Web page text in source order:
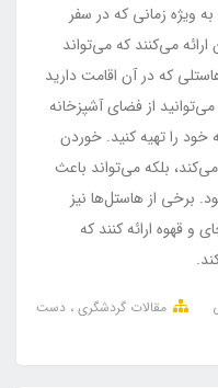
ویژه زمانی که در سفر
می‌کنند که می‌تواند
که در آن اقامت دارید
از فضای آشپزخانه
را تهیه کنید. خوردن
بلکه می‌تواند باعث
برخی از هاستل‌ها نیز
و قهوه ارائه کنند که
مقالات گردشگری دست